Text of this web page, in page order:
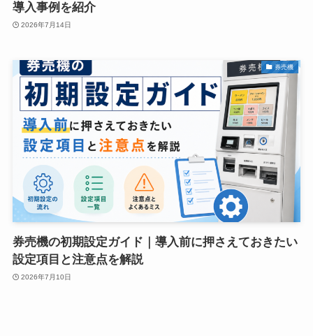
導入事例を紹介
2026年7月14日
券売機
券売機の初期設定ガイド｜導入前に押さえておきたい
設定項目と注意点を解説
2026年7月10日